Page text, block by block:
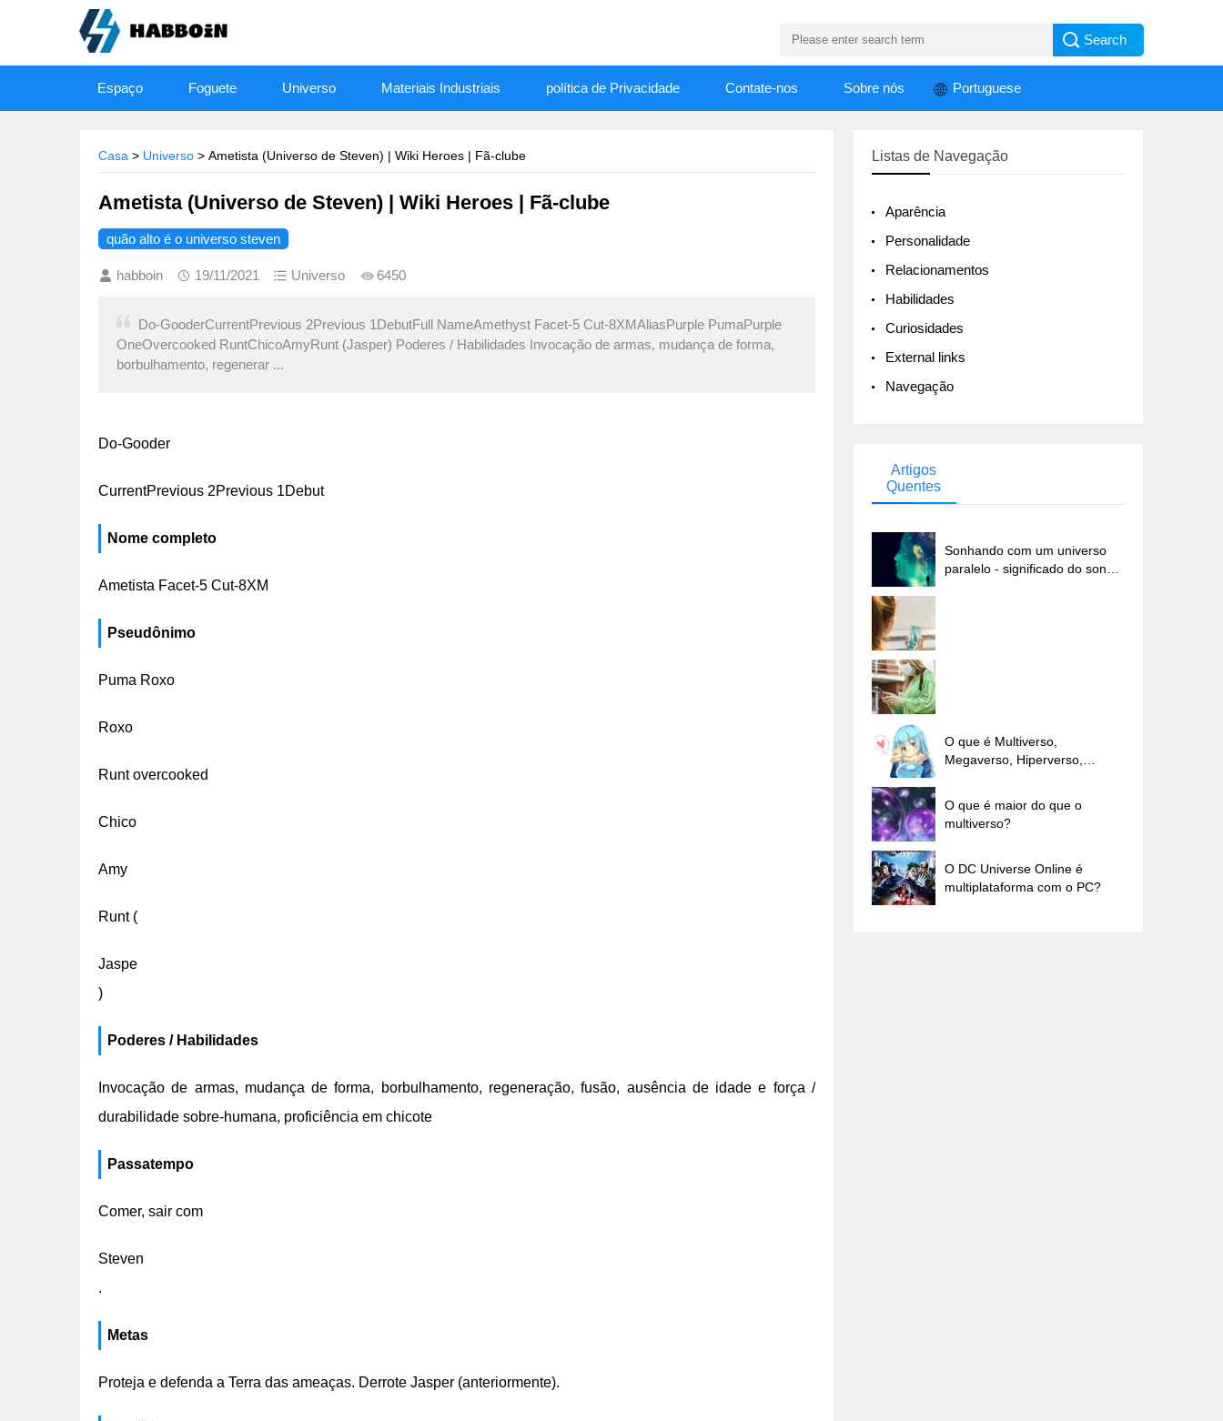
Espaço Foguete Universo Materiais Industriais política de Privacidade Contate-nos Sobre nós Portuguese
Casa > Universo > Ametista (Universo de Steven) | Wiki Heroes | Fã-clube
Ametista (Universo de Steven) | Wiki Heroes | Fã-clube
quão alto é o universo steven
habboin 19/11/2021 Universo 6450
Do-GooderCurrentPrevious 2Previous 1DebutFull NameAmethyst Facet-5 Cut-8XMAliasPurple PumaPurple
OneOvercooked RuntChicoAmyRunt (Jasper) Poderes / Habilidades Invocação de armas, mudança de forma,
borbulhamento, regenerar ...
Do-Gooder
CurrentPrevious 2Previous 1Debut
Nome completo
Ametista Facet-5 Cut-8XM
Pseudônimo
Puma Roxo
Roxo
Runt overcooked
Chico
Amy
Runt (
Jaspe
)
Poderes / Habilidades
Invocação de armas, mudança de forma, borbulhamento, regeneração, fusão, ausência de idade e força /
durabilidade sobre-humana, proficiência em chicote
Passatempo
Comer, sair com
Steven
.
Metas
Proteja e defenda a Terra das ameaças. Derrote Jasper (anteriormente).
Listas de Navegação
Aparência
Personalidade
Relacionamentos
Habilidades
Curiosidades
External links
Navegação
Artigos
Quentes
Sonhando com um universo
paralelo - significado do sonho
O que é Multiverso,
Megaverso, Hiperverso,
O que é maior do que o
multiverso?
O DC Universe Online é
multiplataforma com o PC?